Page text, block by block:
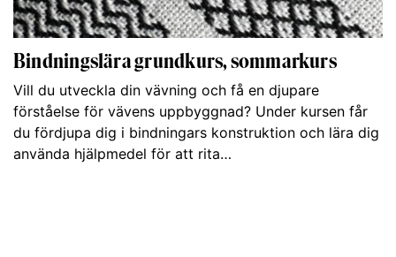
Bindningslära grundkurs, sommarkurs
Vill du utveckla din vävning och få en djupare
förståelse för vävens uppbyggnad? Under kursen får
du fördjupa dig i bindningars konstruktion och lära dig
använda hjälpmedel för att rita…